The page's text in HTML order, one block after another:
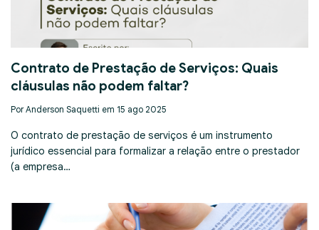
Contrato de Prestação de Serviços: Quais
cláusulas não podem faltar?
Por Anderson Saquetti em 15 ago 2025
O contrato de prestação de serviços é um instrumento
jurídico essencial para formalizar a relação entre o prestador
(a empresa…